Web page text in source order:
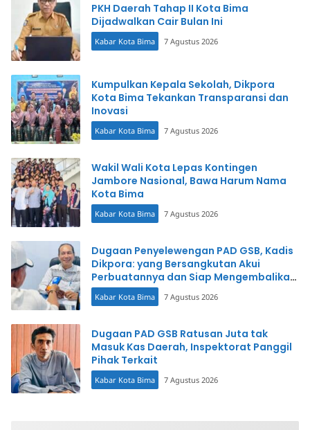
PKH Daerah Tahap II Kota Bima
Dijadwalkan Cair Bulan Ini
Kabar Kota Bima 7 Agustus 2026
Kumpulkan Kepala Sekolah, Dikpora
Kota Bima Tekankan Transparansi dan
Inovasi
Kabar Kota Bima 7 Agustus 2026
Wakil Wali Kota Lepas Kontingen
Jambore Nasional, Bawa Harum Nama
Kota Bima
Kabar Kota Bima 7 Agustus 2026
Dugaan Penyelewengan PAD GSB, Kadis
Dikpora: yang Bersangkutan Akui
Perbuatannya dan Siap Mengembalikan
Uang
Kabar Kota Bima 7 Agustus 2026
Dugaan PAD GSB Ratusan Juta tak
Masuk Kas Daerah, Inspektorat Panggil
Pihak Terkait
Kabar Kota Bima 7 Agustus 2026